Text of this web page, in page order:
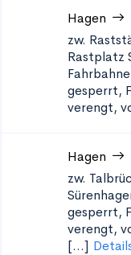
Hagen
zw.
Rastplatz
gesperrt,
verengt,
Hagen
zw.
gesperrt,
verengt,
[...]